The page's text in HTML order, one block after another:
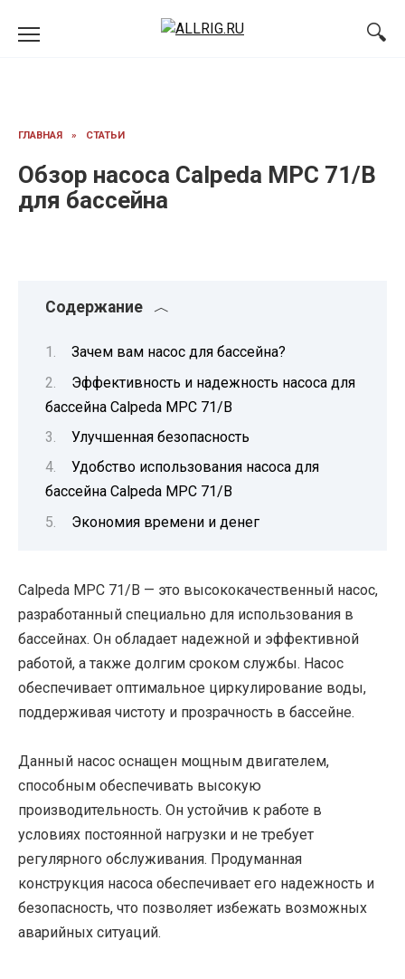
ГЛАВНАЯ » СТАТЬИ
Обзор насоса Calpeda MPC 71/B
для бассейна
Содержание
Зачем вам насос для бассейна?
Эффективность и надежность насоса для
бассейна Calpeda MPC 71/B
Улучшенная безопасность
Удобство использования насоса для
бассейна Calpeda MPC 71/B
Экономия времени и денег
Calpeda MPC 71/B — это высококачественный насос,
разработанный специально для использования в
бассейнах. Он обладает надежной и эффективной
работой, а также долгим сроком службы. Насос
обеспечивает оптимальное циркулирование воды,
поддерживая чистоту и прозрачность в бассейне.
Данный насос оснащен мощным двигателем,
способным обеспечивать высокую
производительность. Он устойчив к работе в
условиях постоянной нагрузки и не требует
регулярного обслуживания. Продуманная
конструкция насоса обеспечивает его надежность и
безопасность, что позволяет избежать возможных
аварийных ситуаций.